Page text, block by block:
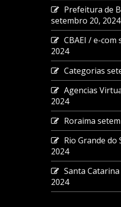
Prefeitura de
setembro 20, 2024
CBAEI / e-com
2024
Categorias
Agencias
2024
Roraima
Rio Grande do
2024
Santa Catarina
2024